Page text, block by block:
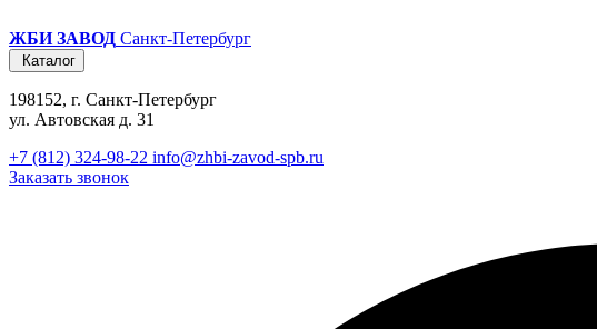
ЖБИ ЗАВОД Санкт-Петербург
Каталог
198152, г. Санкт-Петербург
ул. Автовская д. 31
+7 (812) 324-98-22 info@zhbi-zavod-spb.ru
Заказать звонок